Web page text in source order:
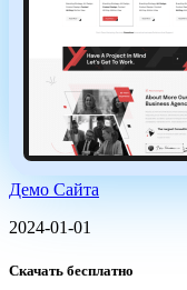
Демо Сайта
2024-01-01
Скачать бесплатно